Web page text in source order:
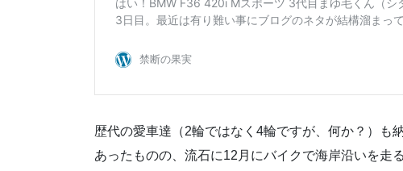
歴代の愛車達（2輪ではなく4輪ですが、何か？）も
あったものの、流石に12月にバイクで海岸沿いを走